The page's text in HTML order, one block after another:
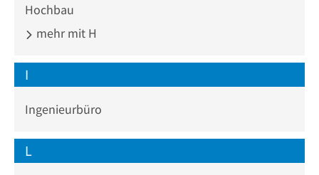
Hochbau
mehr mit H
I
Ingenieurbüro
L